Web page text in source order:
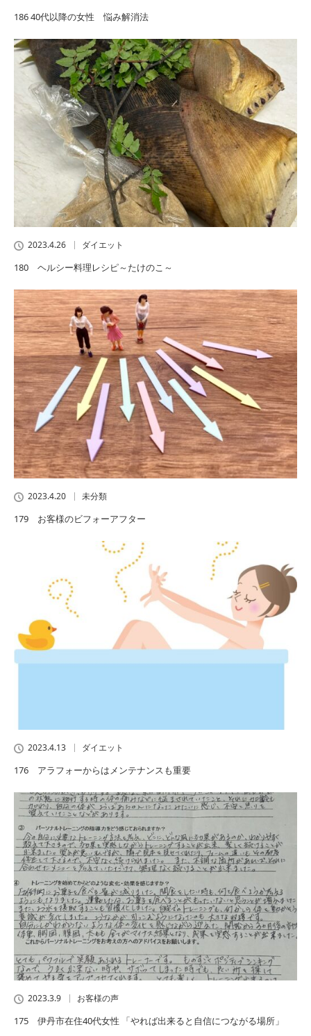
186 40代以降の女性 悩み解消法
2023.4.26 ダイエット
180 ヘルシー料理レシピ～たけのこ～
2023.4.20 未分類
179 お客様のビフォーアフター
2023.4.13 ダイエット
176 アラフォーからはメンテナンスも重要
2023.3.9 お客様の声
175 伊丹市在住40代女性 「やれば出来ると自信につながる場所」